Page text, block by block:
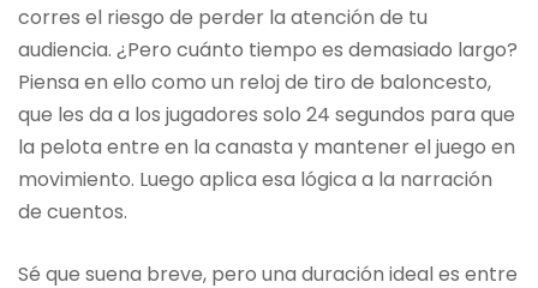
corres el riesgo de perder la atención de tu
audiencia. ¿Pero cuánto tiempo es demasiado largo?
Piensa en ello como un reloj de tiro de baloncesto,
que les da a los jugadores solo 24 segundos para que
la pelota entre en la canasta y mantener el juego en
movimiento. Luego aplica esa lógica a la narración
de cuentos.
Sé que suena breve, pero una duración ideal es entre